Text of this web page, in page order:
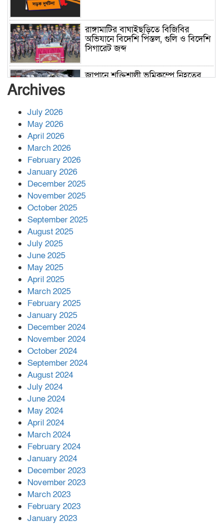
রাঙ্গামাটির বাঘাইছড়িতে বিজিবির
অভিযানে বিদেশি পিস্তল, গুলি ও বিদেশি
সিগারেট জব্দ
জাপানে শক্তিশালী ভূমিকম্পে নিহতের
পর ফোন তারেক রহমানের,গ্যাস সঙ্কট
সহায়তা দিলেন সাচিং প্রু জেরী
Archives
July 2026
May 2026
April 2026
March 2026
February 2026
January 2026
December 2025
November 2025
October 2025
September 2025
August 2025
July 2025
June 2025
May 2025
April 2025
March 2025
February 2025
January 2025
December 2024
November 2024
October 2024
September 2024
August 2024
July 2024
June 2024
May 2024
April 2024
March 2024
February 2024
January 2024
December 2023
November 2023
March 2023
February 2023
January 2023